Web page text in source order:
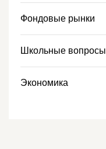
Фондовые рынки
Школьные вопросы
Экономика